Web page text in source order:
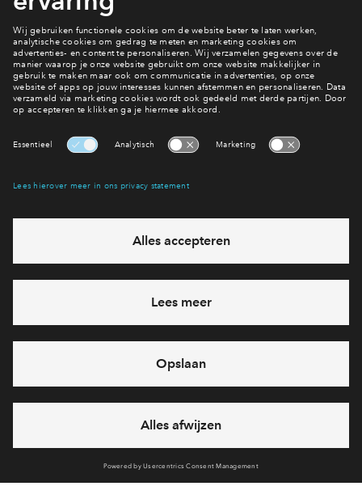
Meer weten?
Naar de woningen
Heb je een vraag en wil je direct antwoord? Bel ons op088
vandaag van 09:00 - 18:00 uur
via chat en telefoon